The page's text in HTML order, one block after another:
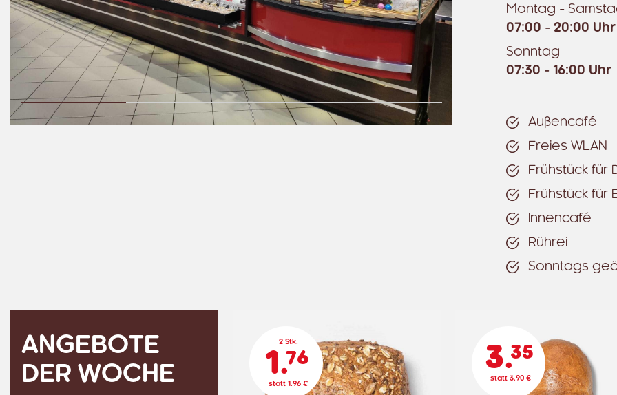
Montag -
07:00 - 20:00 Uhr
Sonntag
07:30 - 16:00 Uhr
Außencafé
Freies WLAN
Frühstück für
Frühstück für
Innencafé
Rührei
Sonntags
ANGEBOTE
DER WOCHE
2 Stk.
1.76
statt 1.96 €
3.35
statt 3.90 €